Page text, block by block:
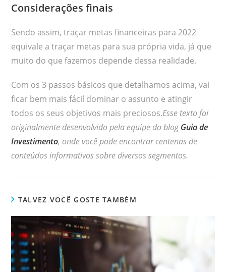
Considerações finais
Sendo assim, traçar metas financeiras para 2022
equivale a traçar metas para sua própria vida, já que
muito do que fazemos depende dessa realidade.
Com os 3 passos básicos que detalhamos acima, vai
ficar bem mais fácil dominar o assunto e atingir
todos os seus objetivos mais preciosos.Esse texto foi
originalmente desenvolvido pela equipe do blogGuia de
Investimento, onde você pode encontrar centenas de
conteúdos informativos sobre diversos segmentos.
TALVEZ VOCÊ GOSTE TAMBÉM